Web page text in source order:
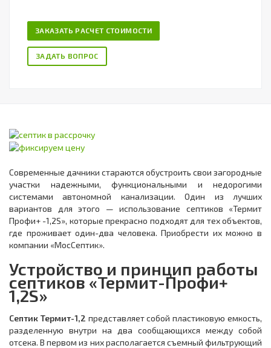
ЗАКАЗАТЬ РАСЧЕТ СТОИМОСТИ
ЗАДАТЬ ВОПРОС
Современные дачники стараются обустроить свои загородные
участки надежными, функциональными и недорогими
системами автономной канализации. Один из лучших
вариантов для этого — использование септиков «Термит
Профи+ -1,2S», которые прекрасно подходят для тех объектов,
где проживает один-два человека. Приобрести их можно в
компании «МосСептик».
Устройство и принцип работы
септиков «Термит-Профи+
1,2S»
Септик Термит-1,2 представляет собой пластиковую емкость,
разделенную внутри на два сообщающихся между собой
отсека. В первом из них располагается съемный фильтрующий